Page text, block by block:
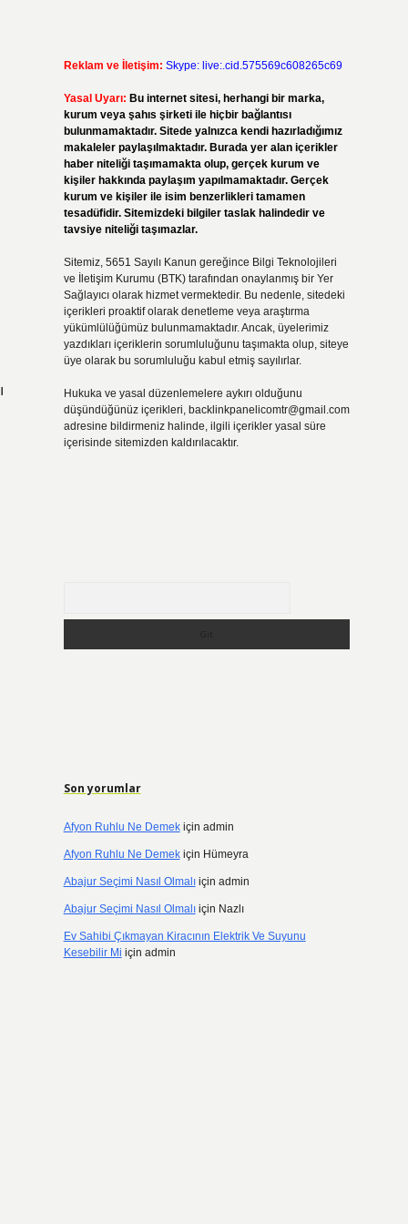
Reklam ve İletişim: Skype: live:.cid.575569c608265c69
Yasal Uyarı: Bu internet sitesi, herhangi bir marka,
kurum veya şahıs şirketi ile hiçbir bağlantısı
bulunmamaktadır. Sitede yalnızca kendi hazırladığımız
makaleler paylaşılmaktadır. Burada yer alan içerikler
haber niteliği taşımamakta olup, gerçek kurum ve
kişiler hakkında paylaşım yapılmamaktadır. Gerçek
kurum ve kişiler ile isim benzerlikleri tamamen
tesadüfidir. Sitemizdeki bilgiler taslak halindedir ve
tavsiye niteliği taşımazlar.
Sitemiz, 5651 Sayılı Kanun gereğince Bilgi Teknolojileri
ve İletişim Kurumu (BTK) tarafından onaylanmış bir Yer
Sağlayıcı olarak hizmet vermektedir. Bu nedenle, sitedeki
içerikleri proaktif olarak denetleme veya araştırma
yükümlülüğümüz bulunmamaktadır. Ancak, üyelerimiz
yazdıkları içeriklerin sorumluluğunu taşımakta olup, siteye
üye olarak bu sorumluluğu kabul etmiş sayılırlar.
Hukuka ve yasal düzenlemelere aykırı olduğunu
düşündüğünüz içerikleri, backlinkpanelicomtr@gmail.com
adresine bildirmeniz halinde, ilgili içerikler yasal süre
içerisinde sitemizden kaldırılacaktır.
Son yorumlar
Afyon Ruhlu Ne Demekiçin admin
Afyon Ruhlu Ne Demekiçin Hümeyra
Abajur Seçimi Nasıl Olmalıiçin admin
Abajur Seçimi Nasıl Olmalıiçin Nazlı
Ev Sahibi Çıkmayan Kiracının Elektrik Ve Suyunu
Kesebilir Mi için admin